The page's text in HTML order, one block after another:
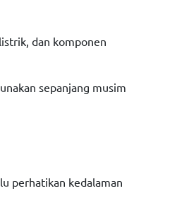
dan komponen
sepanjang musim
perhatikan kedalaman